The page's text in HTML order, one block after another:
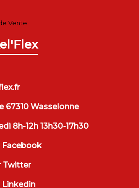
Vente
67310 Wasselonne
8h-12h 13h30-17h30
Facebook
Twitter
Linkedin